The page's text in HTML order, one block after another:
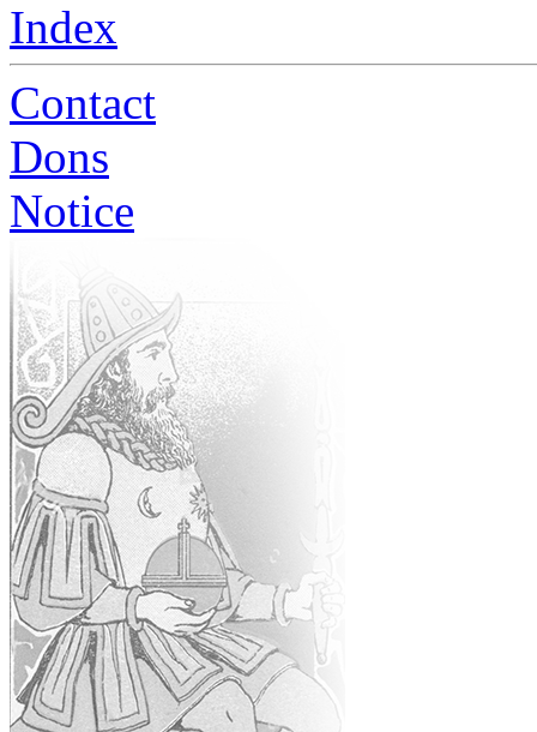
Index
Contact
Dons
Notice